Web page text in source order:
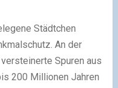
Städtchen
An der
Spuren aus
200 Millionen Jahren